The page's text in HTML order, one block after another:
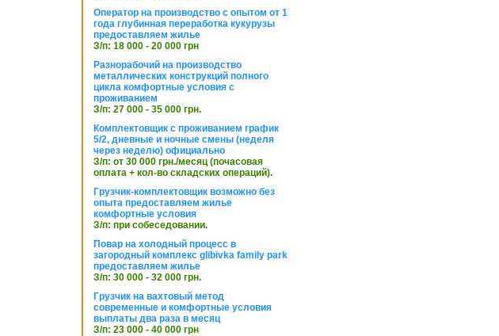
Оператор на производство с опытом от 1
года глубинная переработка кукурузы
предоставляем жилье
З/п: 18 000 - 20 000 грн
Разнорабочий на производство
металлических конструкций полного
цикла комфортные условия с
проживанием
З/п: 27 000 - 35 000 грн.
Комплектовщик с проживанием график
5/2, дневные и ночные смены (неделя
через неделю) официально
З/п: от 30 000 грн./месяц (почасовая
оплата + кол-во складских операций).
Грузчик-комплектовщик возможно без
опыта предоставляем жилье
комфортные условия
З/п: при собеседовании.
Повар на холодный процесс в
загородный комплекс glibivka family park
предоставляем жилье
З/п: 30 000 - 32 000 грн.
Грузчик на вахтовый метод
современные и комфортные условия
выплаты два раза в месяц
З/п: 23 000 - 40 000 грн